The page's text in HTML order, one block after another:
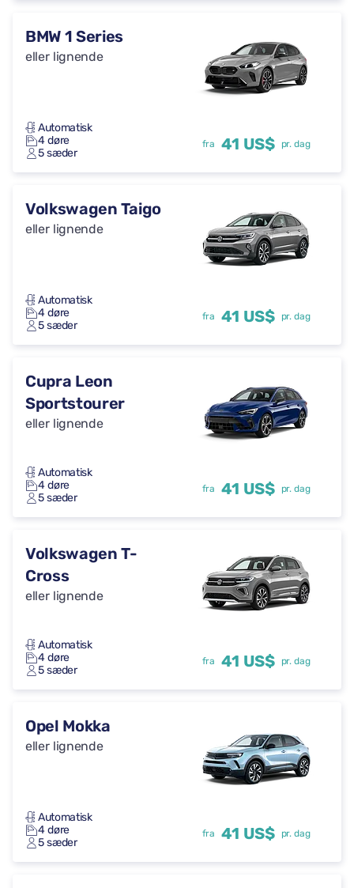
BMW 1 Series
eller lignende
Automatisk
4 døre
5 sæder
fra 41 US$ pr. dag
Volkswagen Taigo
eller lignende
Automatisk
4 døre
5 sæder
fra 41 US$ pr. dag
Cupra Leon
Sportstourer
eller lignende
Automatisk
4 døre
5 sæder
fra 41 US$ pr. dag
Volkswagen T-
Cross
eller lignende
Automatisk
4 døre
5 sæder
fra 41 US$ pr. dag
Opel Mokka
eller lignende
Automatisk
4 døre
5 sæder
fra 41 US$ pr. dag